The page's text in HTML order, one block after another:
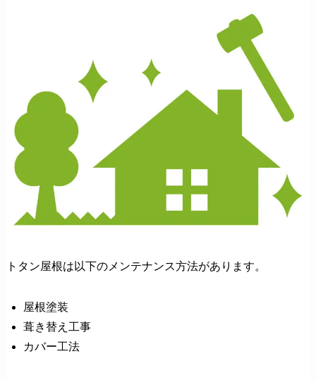
トタン屋根は以下のメンテナンス方法があります。
屋根塗装
葺き替え工事
カバー工法